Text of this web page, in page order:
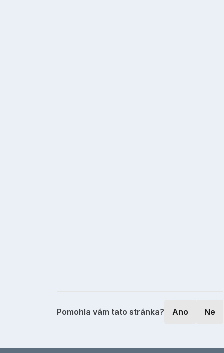
Pomohla vám tato stránka? Ano Ne